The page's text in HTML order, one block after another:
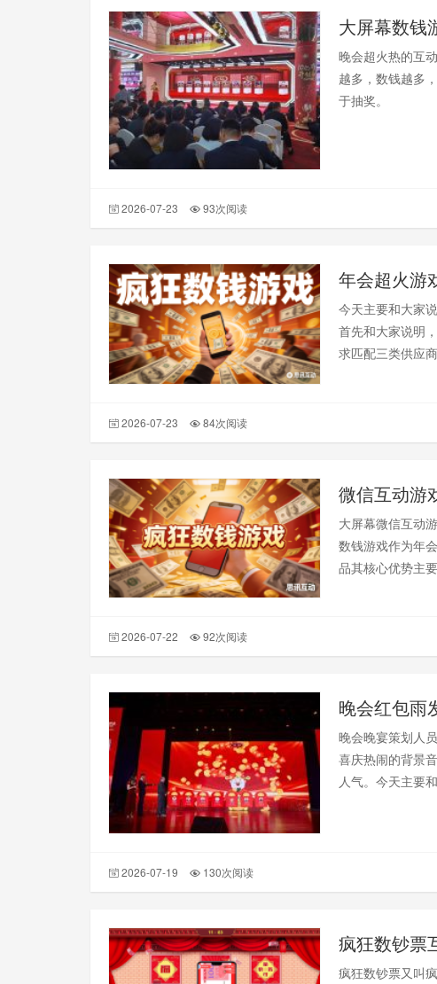
大屏幕数钱
晚会超火热的互
越多，数钱越多
于抽奖。
2026-07-23 93次阅读
今天主要和大家
首先和大家说明
求匹配三类供应商
2026-07-23 84次阅读
微信互动游
大屏幕微信互动
数钱游戏作为年
品其核心优势主
2026-07-22 92次阅读
晚会红包雨
晚会晚宴策划人
喜庆热闹的背景
人气。今天主要
2026-07-19 130次阅读
疯狂数钞票
疯狂数钞票又叫